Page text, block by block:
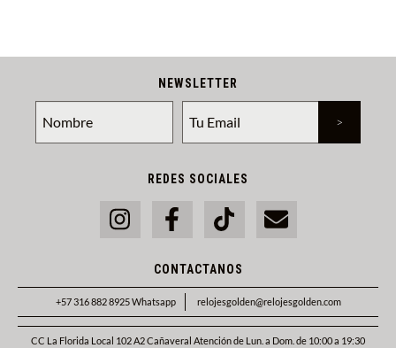
NEWSLETTER
REDES SOCIALES
CONTACTANOS
+57 316 882 8925 Whatsapp relojesgolden@relojesgolden.com
CC La Florida Local 102 A2 Cañaveral Atención de Lun. a Dom. de 10:00 a 19:30